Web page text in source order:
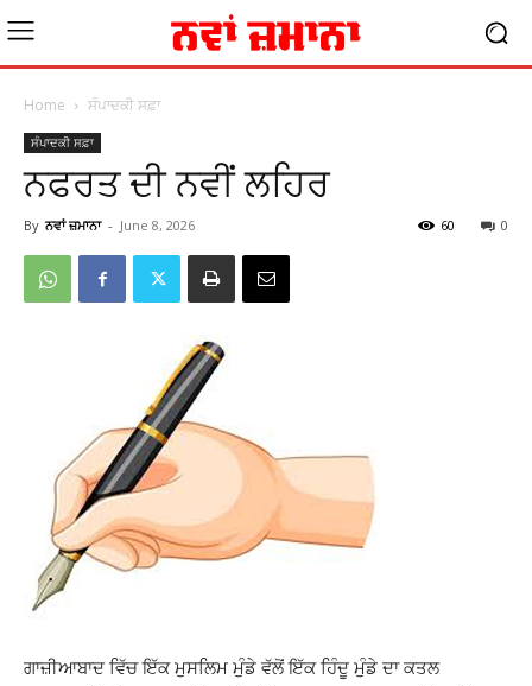
Home ਸੰਪਾਦਕੀ ਸਫ਼ਾ
ਸੰਪਾਦਕੀ ਸਫ਼ਾ
ਨਫਰਤ ਦੀ ਨਵੀਂ ਲਹਿਰ
By ਨਵਾਂ ਜ਼ਮਾਨਾ - June 8, 2026 0
60
ਗਾਜ਼ੀਆਬਾਦ ਵਿੱਚ ਇੱਕ ਮੁਸਲਿਮ ਮੁੰਡੇ ਵੱਲੋਂ ਇੱਕ ਹਿੰਦੂ ਮੁੰਡੇ ਦਾ ਕਤਲ